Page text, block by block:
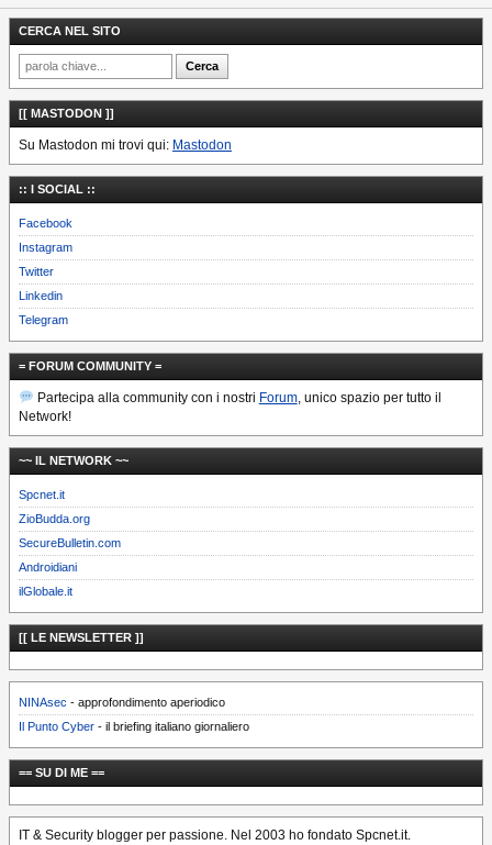
CERCA NEL SITO
[[ MASTODON ]]
Su Mastodon mi trovi qui: Mastodon
:: I SOCIAL ::
Facebook
Instagram
Twitter
Linkedin
Telegram
= FORUM COMMUNITY =
Partecipa alla community con i nostri Forum, unico spazio per tutto il
Network!
~~ IL NETWORK ~~
Spcnet.it
ZioBudda.org
SecureBulletin.com
Androidiani
ilGlobale.it
[[ LE NEWSLETTER ]]
NINAsec - approfondimento aperiodico
Il Punto Cyber - il briefing italiano giornaliero
== SU DI ME ==
IT & Security blogger per passione. Nel 2003 ho fondato Spcnet.it.